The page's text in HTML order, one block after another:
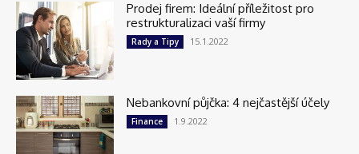
Prodej firem: Ideální příležitost pro
restrukturalizaci vaší firmy
Rady a Tipy 15.1.2022
Nebankovní půjčka: 4 nejčastější účely
Finance 1.9.2022